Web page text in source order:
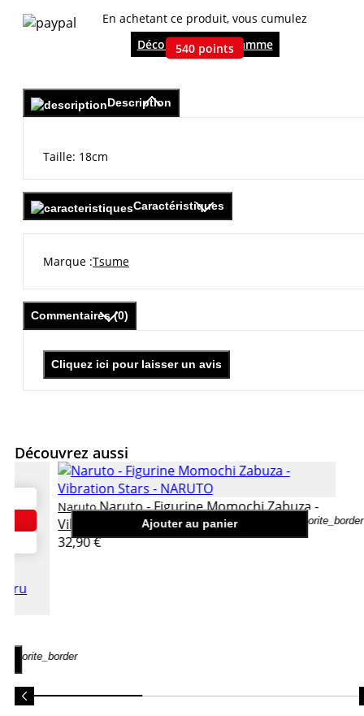
En achetant ce produit, vous cumulez
540 points
Découvrir le programme
Description
Taille: 18cm
Caractéristiques
Marque Tsume
Commentaires (0)
Cliquez ici pour laisser un avis
Découvrez aussi
favorite_border
Ajouter au panier favorite_border
NarutoNaruto - Figurine Momochi Zabuza -
Vibration Stars
32,90 €